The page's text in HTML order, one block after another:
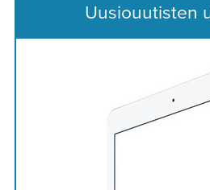
Uusiouutisten